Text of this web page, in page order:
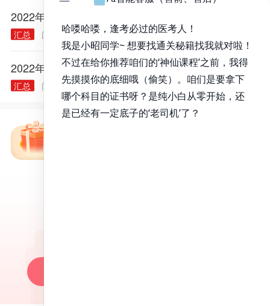
2022年医师资格考试报名规定常见问题汇总
汇总 阅读量： 40314
2022年各类执业/助理医师实践技能大纲汇总
汇总 阅读量： 40240 2021.11.30